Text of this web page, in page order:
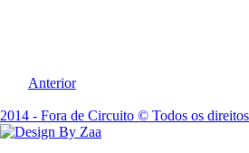
Anterior
2014 - Fora de Circuito © Todos os